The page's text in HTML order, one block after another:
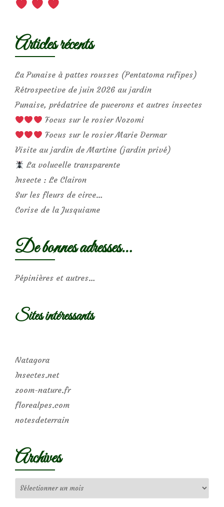
Articles récents
La Punaise à pattes rousses (Pentatoma rufipes)
Rétrospective de juin 2026 au jardin
Punaise, prédatrice de pucerons et autres insectes
Focus sur le rosier Nozomi
Focus sur le rosier Marie Dermar
Visite au jardin de Martine (jardin privé)
La volucelle transparente
Insecte : Le Clairon
Sur les fleurs de circe…
Corise de la Jusquiame
De bonnes adresses…
Pépinières et autres…
Sites intéressants
Natagora
Insectes.net
zoom-nature.fr
florealpes.com
notesdeterrain
Archives